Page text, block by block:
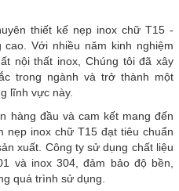
thiết kế nẹp inox chữ T15 -
Với nhiều năm kinh nghiệm
nội thất inox, Chúng tôi đã xây
trong ngành và trở thành một
lĩnh vực này.
hàng đầu và cam kết mang đến
nẹp inox chữ T15 đạt tiêu chuẩn
xuất. Công ty sử dụng chất liệu
và inox 304, đảm bảo độ bền,
quá trình sử dụng.